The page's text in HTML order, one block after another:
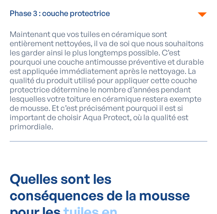
Phase 3 : couche protectrice
Maintenant que vos tuiles en céramique sont
entièrement nettoyées, il va de soi que nous souhaitons
les garder ainsi le plus longtemps possible. C’est
pourquoi une couche antimousse préventive et durable
est appliquée immédiatement après le nettoyage. La
qualité du produit utilisé pour appliquer cette couche
protectrice détermine le nombre d’années pendant
lesquelles votre toiture en céramique restera exempte
de mousse. Et c’est précisément pourquoi il est si
important de choisir Aqua Protect, où la qualité est
primordiale.
Quelles sont les
conséquences de la mousse